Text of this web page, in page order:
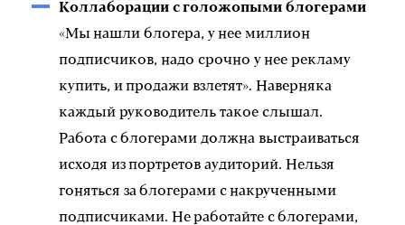
Коллаборации с голожопыми блогерами
«Мы нашли блогера, у нее миллион
подписчиков, надо срочно у нее рекламу
купить, и продажи взлетят». Наверняка
каждый руководитель такое слышал.
Работа с блогерами должна выстраиваться
исходя из портретов аудиторий. Нельзя
гоняться за блогерами с накрученными
подписчиками. Не работайте с блогерами,